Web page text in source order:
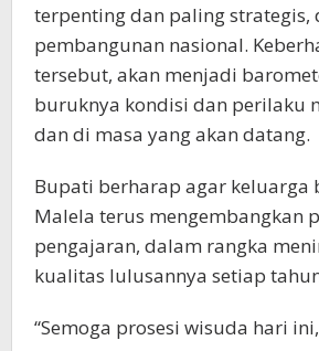
terpenting dan paling strategis,
pembangunan nasional.
tersebut, akan menjadi
buruknya kondisi dan perilaku
dan di masa yang akan datang.
Bupati berharap agar keluarga
Malela terus mengembangkan
pengajaran, dalam rangka
kualitas lulusannya setiap
“Semoga prosesi wisuda hari